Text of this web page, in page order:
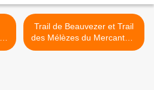
Trail de Beauvezer et Trail
des Mélèzes du Mercantour
: un jus de pomme local